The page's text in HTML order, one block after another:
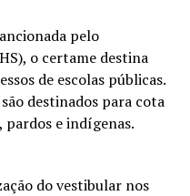
pelo
o certame destina
de escolas públicas.
destinados para cota
e indígenas.
do vestibular nos